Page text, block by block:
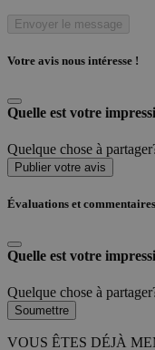
Envoyer le message
Votre avis nous intéresse !
Quelle est votre
Quelque chose à
Publier votre avis
Évaluations et
Quelle est votre
Quelque chose à
Soumettre
VOUS ÊTES DÉJÀ